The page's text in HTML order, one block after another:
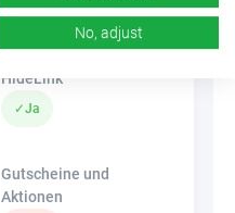
×Nein
HideLink
✓Ja
Gutscheine und
Aktionen
No, adjust